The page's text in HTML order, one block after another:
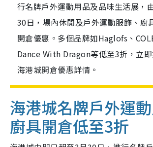
行名牌戶外運動用品及品味生活展，
30日，場內休閒及戶外運動服飾、廚
開倉優惠。多個品牌如Haglofs、
Dance With Dragon等低至3折，立
海港城開倉優惠詳情。
海港城名牌戶外運
廚具開倉低至3折